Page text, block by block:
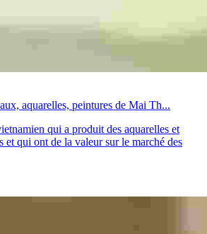
aquarelles, peintures de Mai Th...
qui a produit des aquarelles et
et qui ont de la valeur sur le marché des